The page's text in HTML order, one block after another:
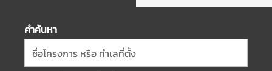
คำค้นหา
ชื่อโครงการ หรือ ทำเลที่ตั้ง